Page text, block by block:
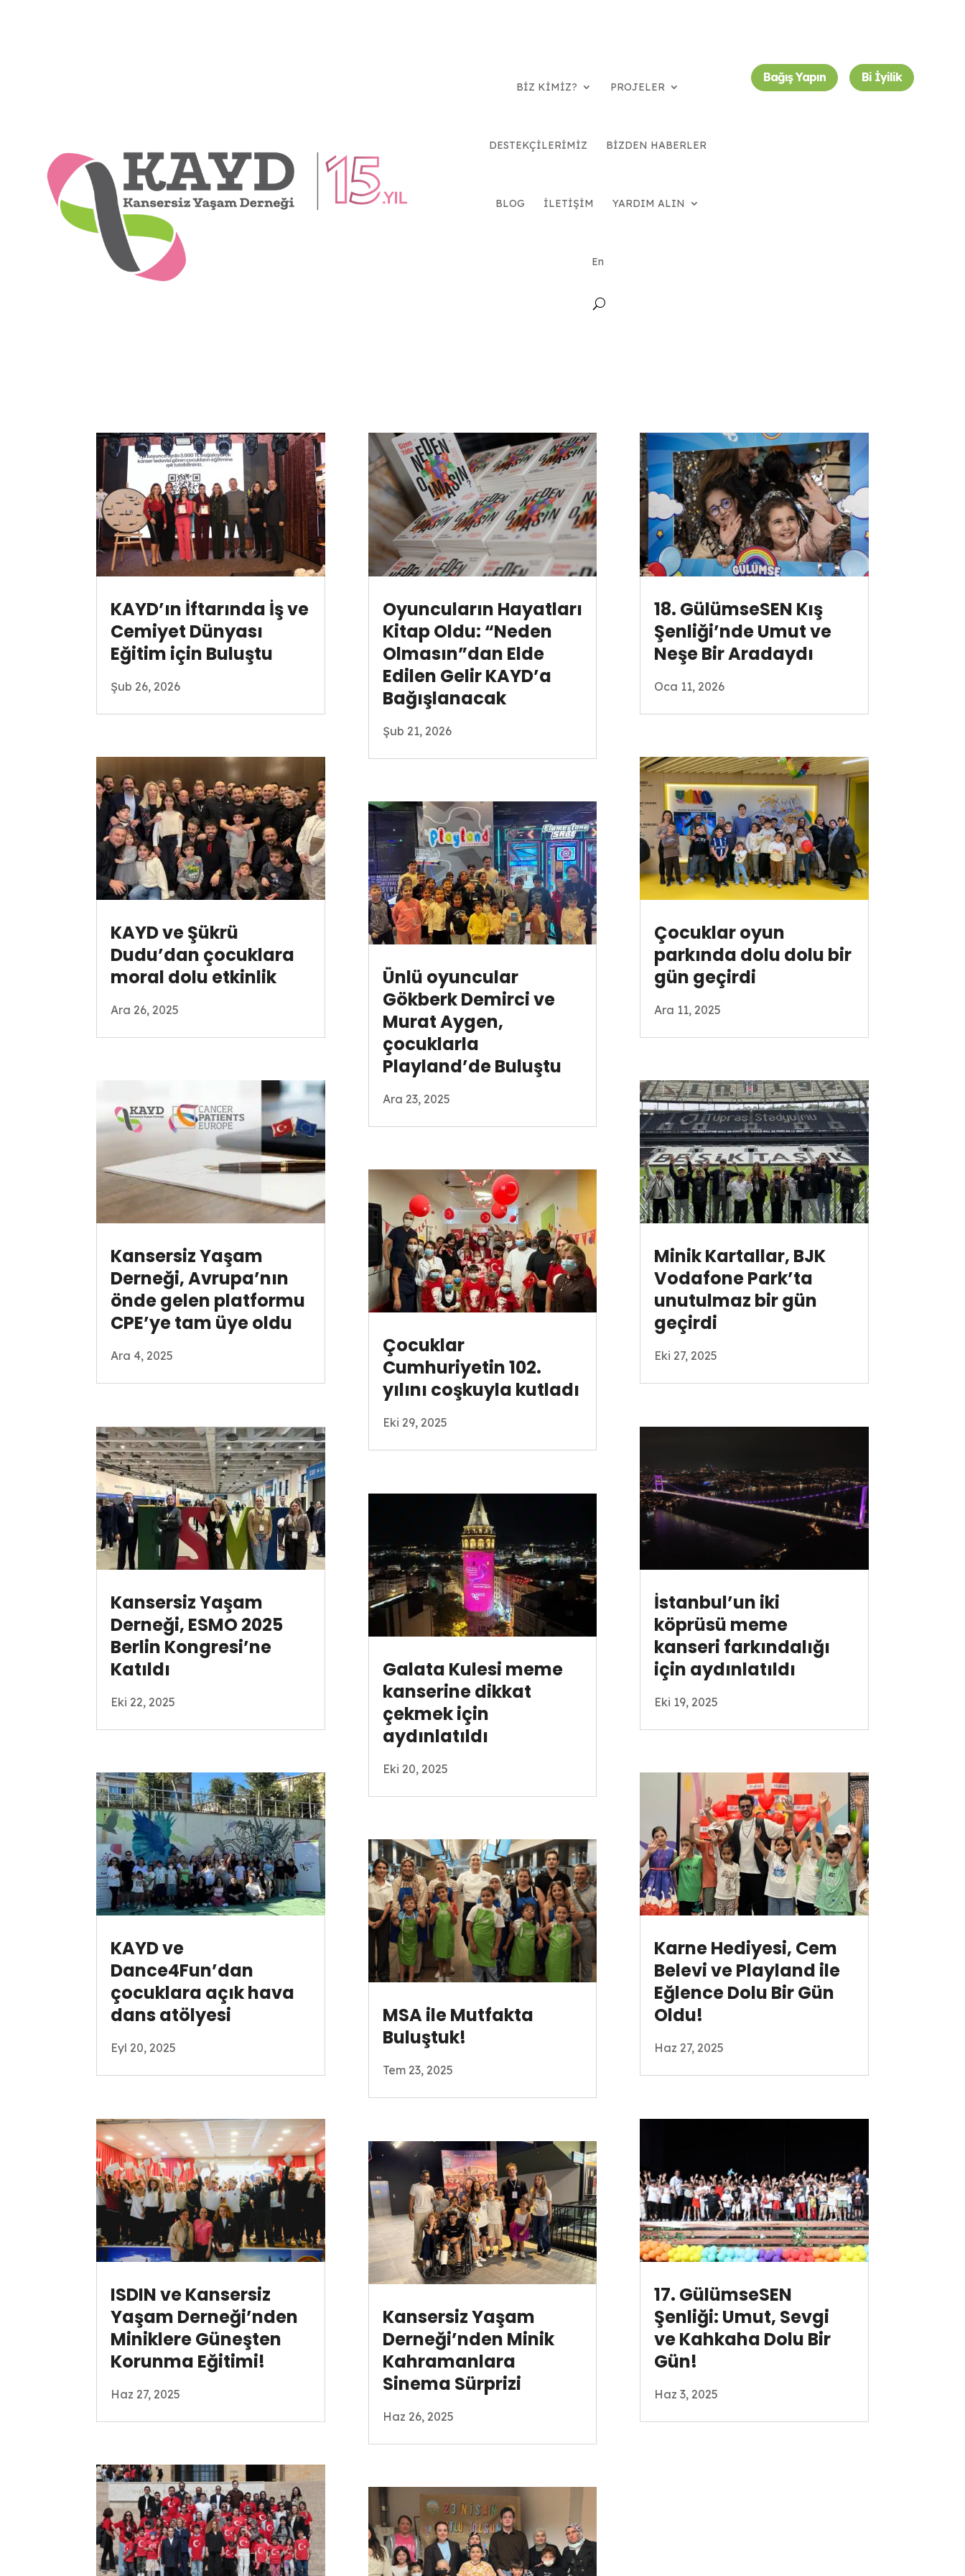
BİZ KİMİZ? PROJELER
DESTEKÇİLERİMİZ BİZDEN HABERLER
BLOG İLETİŞİM YARDIM ALIN
En
Bağış Yapın Bi İyilik
KAYD’ın İftarında İş ve
Cemiyet Dünyası
Eğitim için Buluştu
Şub 26, 2026
KAYD ve Şükrü
Dudu’dan çocuklara
moral dolu etkinlik
Ara 26, 2025
Kansersiz Yaşam
Derneği, Avrupa’nın
önde gelen platformu
CPE’ye tam üye oldu
Ara 4, 2025
Kansersiz Yaşam
Derneği, ESMO 2025
Berlin Kongresi’ne
Katıldı
Eki 22, 2025
KAYD ve
Dance4Fun’dan
çocuklara açık hava
dans atölyesi
Eyl 20, 2025
ISDIN ve Kansersiz
Yaşam Derneği’nden
Miniklere Güneşten
Korunma Eğitimi!
Haz 27, 2025
Oyuncuların Hayatları
Kitap Oldu: “Neden
Olmasın”dan Elde
Edilen Gelir KAYD’a
Bağışlanacak
Şub 21, 2026
Ünlü oyuncular
Gökberk Demirci ve
Murat Aygen,
çocuklarla
Playland’de Buluştu
Ara 23, 2025
Çocuklar
Cumhuriyetin 102.
yılını coşkuyla kutladı
Eki 29, 2025
Galata Kulesi meme
kanserine dikkat
çekmek için
aydınlatıldı
Eki 20, 2025
MSA ile Mutfakta
Buluştuk!
Tem 23, 2025
Kansersiz Yaşam
Derneği’nden Minik
Kahramanlara
Sinema Sürprizi
Haz 26, 2025
18. GülümseSEN Kış
Şenliği’nde Umut ve
Neşe Bir Aradaydı
Oca 11, 2026
Çocuklar oyun
parkında dolu dolu bir
gün geçirdi
Ara 11, 2025
Minik Kartallar, BJK
Vodafone Park’ta
unutulmaz bir gün
geçirdi
Eki 27, 2025
İstanbul’un iki
köprüsü meme
kanseri farkındalığı
için aydınlatıldı
Eki 19, 2025
Karne Hediyesi, Cem
Belevi ve Playland ile
Eğlence Dolu Bir Gün
Oldu!
Haz 27, 2025
17. GülümseSEN
Şenliği: Umut, Sevgi
ve Kahkaha Dolu Bir
Gün!
Haz 3, 2025